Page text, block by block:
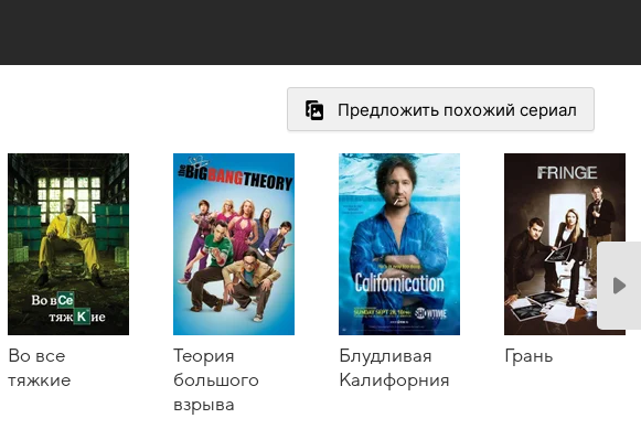
Предложить похожий сериал
Во все
тяжкие
Теория
большого
взрыва
Блудливая
Калифорния
Грань